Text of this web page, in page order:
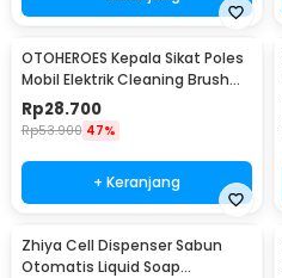
OTOHEROES Kepala Sikat Poles
Mobil Elektrik Cleaning Brush
Head 6 PCS - DB005
Rp28.700
Rp53.900 47%
+ Keranjang
Zhiya Cell Dispenser Sabun
Otomatis Liquid Soap